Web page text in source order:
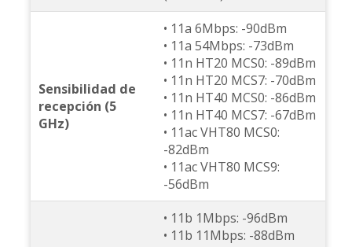
Sensibilidad de
recepción (5
GHz)
• 11a 6Mbps: -90dBm
• 11a 54Mbps: -73dBm
• 11n HT20 MCS0: -89dBm
• 11n HT20 MCS7: -70dBm
• 11n HT40 MCS0: -86dBm
• 11n HT40 MCS7: -67dBm
• 11ac VHT80 MCS0:
-82dBm
• 11ac VHT80 MCS9:
-56dBm
• 11b 1Mbps: -96dBm
• 11b 11Mbps: -88dBm